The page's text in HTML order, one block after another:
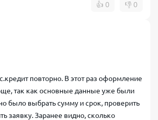
👍 0 👎 0
повторно. В этот раз оформление
так как основные данные уже были
было выбрать сумму и срок, проверить
заявку. Заранее видно, сколько